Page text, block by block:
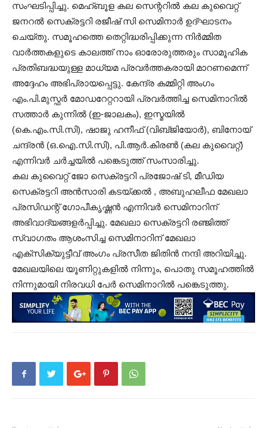
സംഘടിപ്പിച്ചു. മെഹ്ബൂള കല സെന്ററിൽ കല കുവൈറ്റ്
ജനറൽ സെക്രട്ടറി രജീഷ്‌ സി സെമിനാർ ഉദ്ഘാടനം
ചെയ്തു. സമൂഹത്തെ തെറ്റിദ്ധരിപ്പിക്കുന്ന നിർമ്മിത
വാർത്തകളുടെ കാലത്ത് നാം ഓരോരുത്തരും സാമൂഹിക
പ്രതിബദ്ധയുള്ള മാധ്യമ പ്രവർത്തകരായി മാറണമെന്ന്
അദ്ദേഹം അഭിപ്രായപ്പെട്ടു. കേന്ദ്ര കമ്മിറ്റി അംഗം
എം.പി.മുസ്ഫർ മോഡറേറ്ററായി പ്രവർത്തിച്ച സെമിനാറിൽ
സത്താർ കുന്നിൽ (ഇ-ജാലകം), ഇസ്മയിൽ
(കെ.എം.സി.സി), ഷാജു ഹനീഫ്‌ (വിബ്‌ജിയോർ), ബിനോയ്‌
ചന്ദ്രൻ (ഒ.ഐ.സി.സി), പി.ആർ.കിരൺ (കല കുവൈറ്റ്‌)
എന്നിവർ ചർച്ചയിൽ പങ്കെടുത്ത്‌ സംസാരിച്ചു.
കല കുവൈറ്റ്‌ ജോ സെക്രട്ടറി പ്രജോഷ്‌ ടി, മീഡിയ
സെക്രട്ടറി അൻസാരി കടയ്ക്കൽ , അബുഹലീഫ മേഖലാ
പ്രസിഡന്റ്‌ ഗോപീകൃഷ്ണൻ എന്നിവർ സെമിനാറിന്
അഭിവാദ്യങ്ങളർപ്പിച്ചു. മേഖലാ സെക്രട്ടറി രഞ്ജിത്ത്‌
സ്വാഗതം ആശംസിച്ച സെമിനാറിന് മേഖലാ
എക്സിക്യുട്ടീവ് അംഗം പ്രസീത ജിതിൻ നന്ദി അറിയിച്ചു.
മേഖലയിലെ യൂണിറ്റുകളിൽ നിന്നും, പൊതു സമൂഹത്തിൽ
നിന്നുമായി നിരവധി പേർ സെമിനാറിൽ പങ്കെടുത്തു.